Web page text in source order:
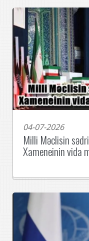
04-07-2026
Milli Məclisin
Xameneinin vida